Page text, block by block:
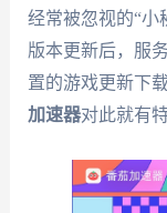
经常被忽视的“小
版本更新后，服
置的游戏更新下
加速器对此就有